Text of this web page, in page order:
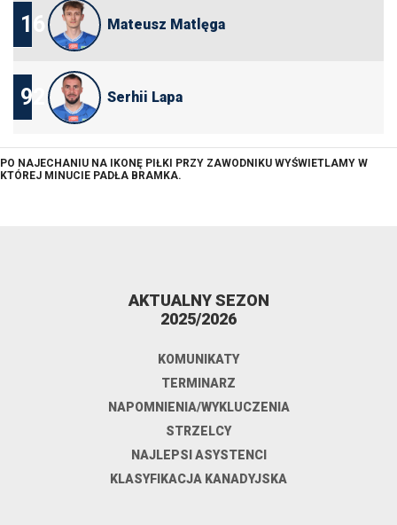
16 Mateusz Matlęga
92 Serhii Lapa
PO NAJECHANIU NA IKONĘ PIŁKI PRZY ZAWODNIKU WYŚWIETLAMY W
KTÓREJ MINUCIE PADŁA BRAMKA.
AKTUALNY SEZON
2025/2026
KOMUNIKATY
TERMINARZ
NAPOMNIENIA/WYKLUCZENIA
STRZELCY
NAJLEPSI ASYSTENCI
KLASYFIKACJA KANADYJSKA